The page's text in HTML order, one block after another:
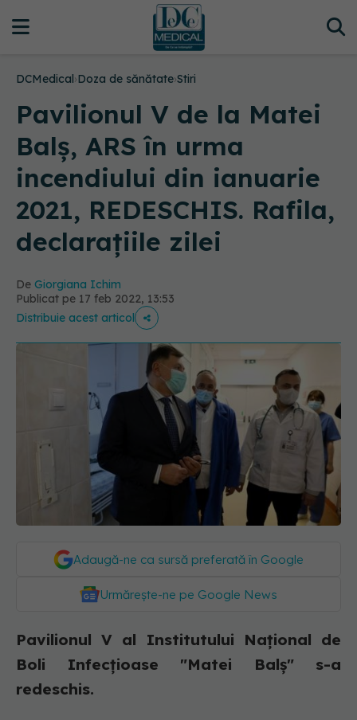
DCMedical›Doza de sănătate›Stiri
Pavilionul V de la Matei
Balș, ARS în urma
incendiului din ianuarie
2021, REDESCHIS. Rafila,
declarațiile zilei
De Giorgiana Ichim
Publicat pe 17 feb 2022, 13:53
Distribuie acest articol
Adaugă-ne ca sursă preferată în Google
Urmărește-ne pe Google News
Pavilionul V al Institutului Național de
Boli Infecțioase "Matei Balș" s-a
redeschis.